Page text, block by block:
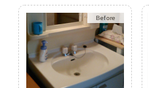
After